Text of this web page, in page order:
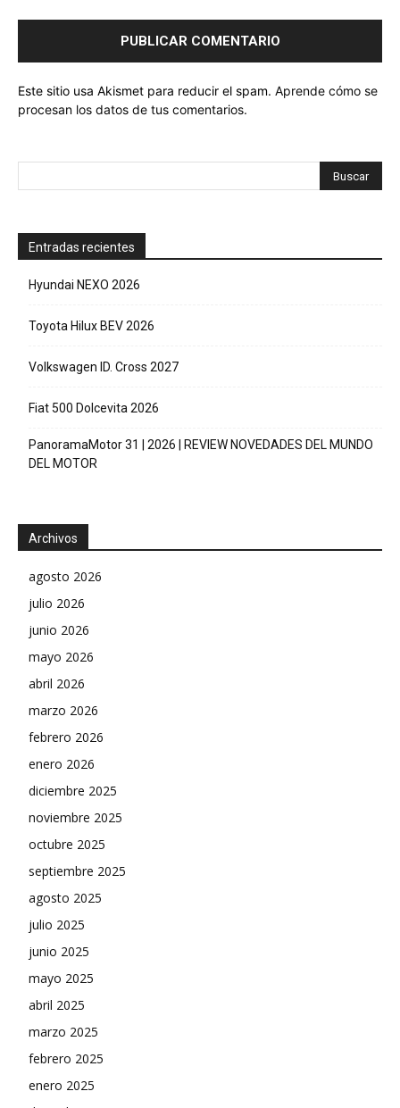
Este sitio usa Akismet para reducir el spam. Aprende cómo se
procesan los datos de tus comentarios.
Entradas recientes
Hyundai NEXO 2026
Toyota Hilux BEV 2026
Volkswagen ID. Cross 2027
Fiat 500 Dolcevita 2026
PanoramaMotor 31 | 2026 | REVIEW NOVEDADES DEL MUNDO
DEL MOTOR
Archivos
agosto 2026
julio 2026
junio 2026
mayo 2026
abril 2026
marzo 2026
febrero 2026
enero 2026
diciembre 2025
noviembre 2025
octubre 2025
septiembre 2025
agosto 2025
julio 2025
junio 2025
mayo 2025
abril 2025
marzo 2025
febrero 2025
enero 2025